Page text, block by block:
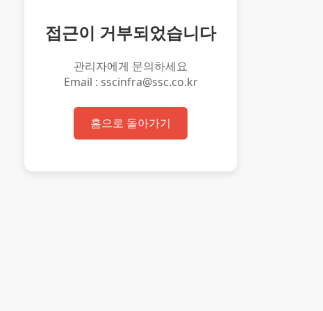
접근이 거부되었습니다
관리자에게 문의하세요
Email : sscinfra@ssc.co.kr
홈으로 돌아가기